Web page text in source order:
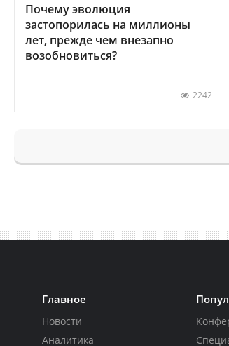
Почему эволюция
застопорилась на миллионы
лет, прежде чем внезапно
возобновиться?
2242
Главное
Новости
Аналитика